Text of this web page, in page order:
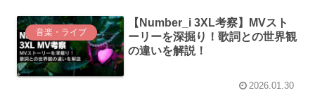
音楽・ライブ
【Number_i 3XL考察】MVスト
ーリーを深掘り！歌詞との世界観
の違いを解説！
2026.01.30